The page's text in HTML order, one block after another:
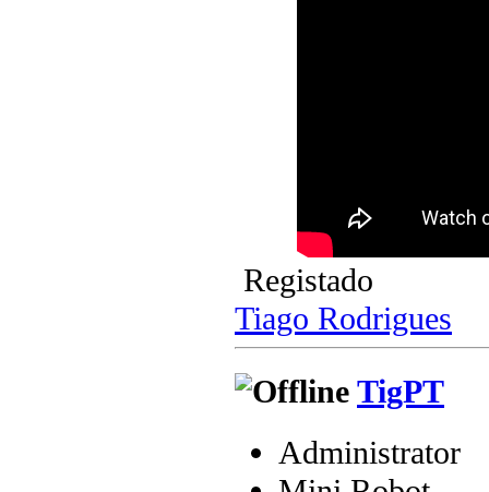
Registado
Tiago Rodrigues
TigPT
Administrator